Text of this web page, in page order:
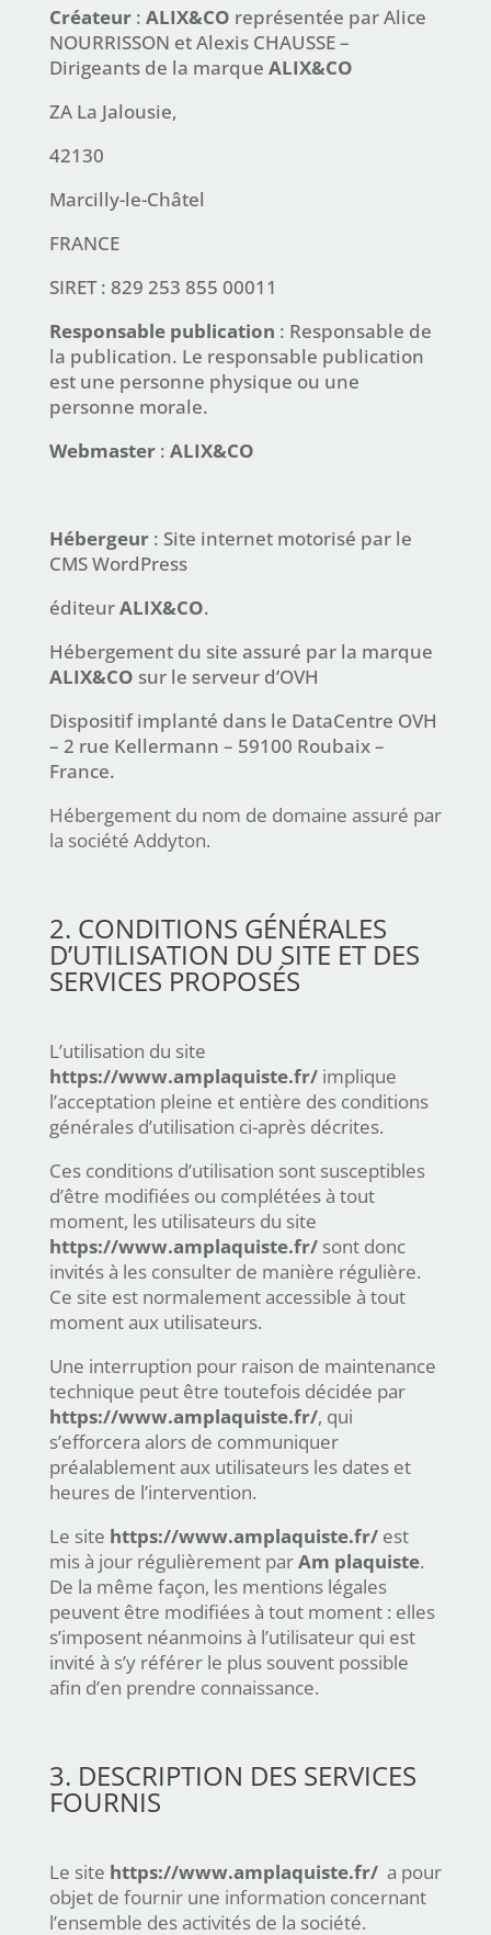
Créateur: ALIX&CO représentée par Alice
NOURRISSON et Alexis CHAUSSE –
Dirigeants de la marque ALIX&CO
ZA La Jalousie,
42130
Marcilly-le-Châtel
FRANCE
SIRET : 829 253 855 00011
Responsable publication : Responsable de
la publication. Le responsable publication
est une personne physique ou une
personne morale.
Webmaster: ALIX&CO
Hébergeur: Site internet motorisé par le
CMS WordPress
éditeurALIX&CO.
Hébergement du site assuré par la marque
ALIX&CO sur le serveur d’OVH
Dispositif implanté dans le DataCentre OVH
– 2 rue Kellermann – 59100 Roubaix –
France.
Hébergement du nom de domaine assuré par
la société Addyton.
2. CONDITIONS GÉNÉRALES
D’UTILISATION DU SITE ET DES
SERVICES PROPOSÉS
L’utilisation du site
https://www.amplaquiste.fr/implique
l’acceptation pleine et entière des conditions
générales d’utilisation ci-après décrites.
Ces conditions d’utilisation sont susceptibles
d’être modifiées ou complétées à tout
moment, les utilisateurs du site
https://www.amplaquiste.fr/sont donc
invités à les consulter de manière régulière.
Ce site est normalement accessible à tout
moment aux utilisateurs.
Une interruption pour raison de maintenance
technique peut être toutefois décidée par
https://www.amplaquiste.fr/, qui
s’efforcera alors de communiquer
préalablement aux utilisateurs les dates et
heures de l’intervention.
Le site https://www.amplaquiste.fr/est
mis à jour régulièrement parAm plaquiste.
De la même façon, les mentions légales
peuvent être modifiées à tout moment : elles
s’imposent néanmoins à l’utilisateur qui est
invité à s’y référer le plus souvent possible
afin d’en prendre connaissance.
3. DESCRIPTION DES SERVICES
FOURNIS
Le site https://www.amplaquiste.fr/a pour
objet de fournir une information concernant
l’ensemble des activités de la société.